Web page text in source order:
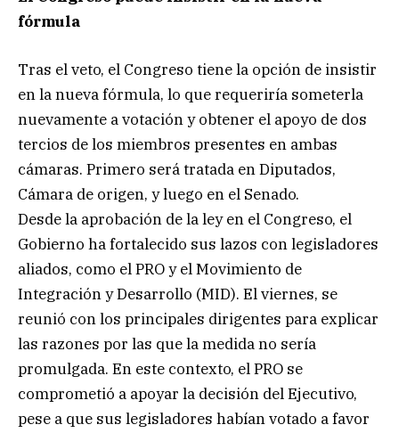
fórmula
Tras el veto, el Congreso tiene la opción de insistir
en la nueva fórmula, lo que requeriría someterla
nuevamente a votación y obtener el apoyo de dos
tercios de los miembros presentes en ambas
cámaras. Primero será tratada en Diputados,
Cámara de origen, y luego en el Senado.
Desde la aprobación de la ley en el Congreso, el
Gobierno ha fortalecido sus lazos con legisladores
aliados, como el PRO y el Movimiento de
Integración y Desarrollo (MID). El viernes, se
reunió con los principales dirigentes para explicar
las razones por las que la medida no sería
promulgada. En este contexto, el PRO se
comprometió a apoyar la decisión del Ejecutivo,
pese a que sus legisladores habían votado a favor